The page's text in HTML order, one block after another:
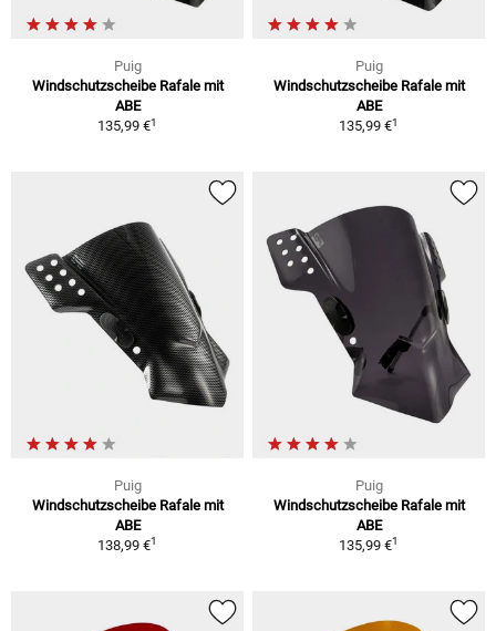
Puig
Windschutzscheibe Rafale mit
ABE
135,99 €1
Puig
Windschutzscheibe Rafale mit
ABE
135,99 €1
Puig
Windschutzscheibe Rafale mit
ABE
138,99 €1
Puig
Windschutzscheibe Rafale mit
ABE
135,99 €1